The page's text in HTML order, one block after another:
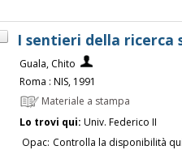
I sentieri della ricerca
Guala, Chito
Roma : NIS, 1991
Materiale a stampa
Lo trovi qui: Univ. Federico II
Opac: Controlla la disponibilità